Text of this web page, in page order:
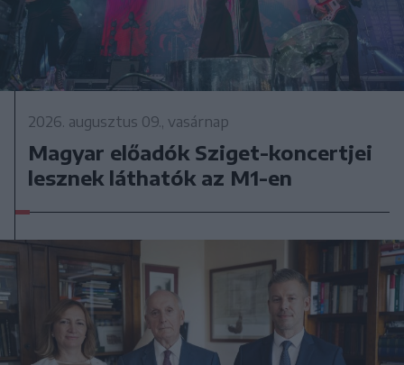
2026. augusztus 09., vasárnap
Magyar előadók Sziget-koncertjei
lesznek láthatók az M1-en